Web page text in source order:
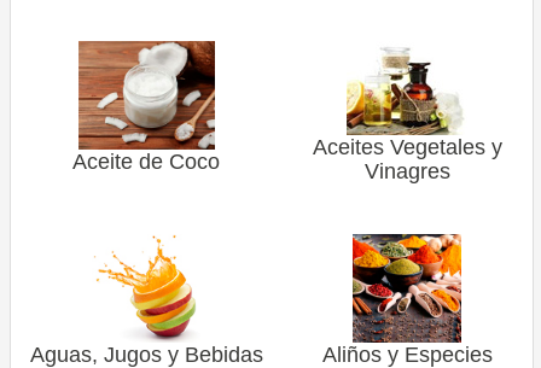
Ofertas
Despacho
Aceite de Coco
Aceites Vegetales y
Vinagres
Aguas, Jugos y Bebidas Aliños y Especies